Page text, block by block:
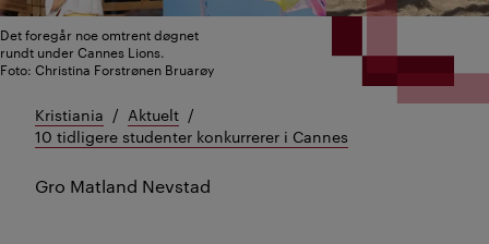
Det foregår noe omtrent døgnet
rundt under Cannes Lions.
Foto: Christina Forstrønen Bruarøy
Kristiania
Aktuelt
10 tidligere studenter konkurrerer i Cannes
Gro Matland Nevstad